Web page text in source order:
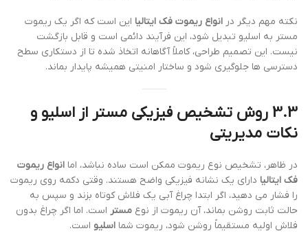
نکته مهم دیگر در انواع ریموت فک ایتالیا این است که اگر یک ریموت
مستر به اسلیو تبدیل شود، این فرآیند دائمی است و قابل بازگشت
نیست. این تصمیم طراحی، کاملاً آگاهانه اتخاذ شده تا از دستکاری سطح
دسترسی ها جلوگیری شود و ساختار امنیتی همیشه پایدار بماند.
3.3 روش تشخیص فیزیکی مستر از اسلیو و
نکات مدیریتی
در ظاهر، تشخیص نوع ریموت ممکن است ساده نباشد، اما انواع ریموت
فک ایتالیا دارای یک نشانه فیزیکی واضح هستند. وقتی دکمه روی ریموت
را فشار می دهید، اگر ابتدا چراغ آبی یک فلاش کوتاه بزند و سپس به
حالت ثابت روشن بماند، آن ریموت از نوع مستر است. اما اگر چراغ بدون
فلاش اولیه مستقیماً روشن شود، ریموت شما اسلیو است.